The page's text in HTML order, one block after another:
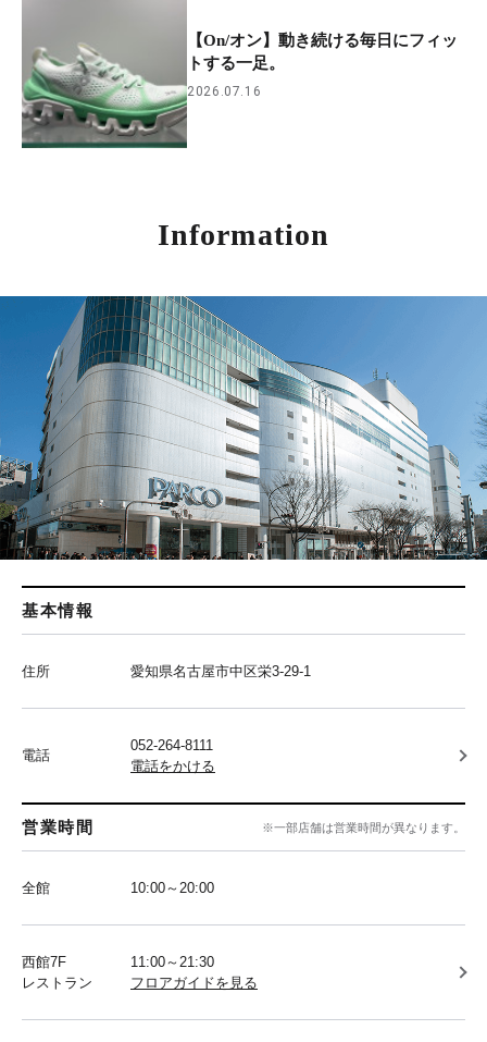
【On/オン】動き続ける毎日にフィッ
トする一足。
2026.07.16
Information
基本情報
住所 愛知県名古屋市中区栄3-29-1
電話
052-264-8111
電話をかける
営業時間 ※一部店舗は営業時間が異なります。
全館 10:00～20:00
西館7F
レストラン
11:00～21:30
フロアガイドを見る